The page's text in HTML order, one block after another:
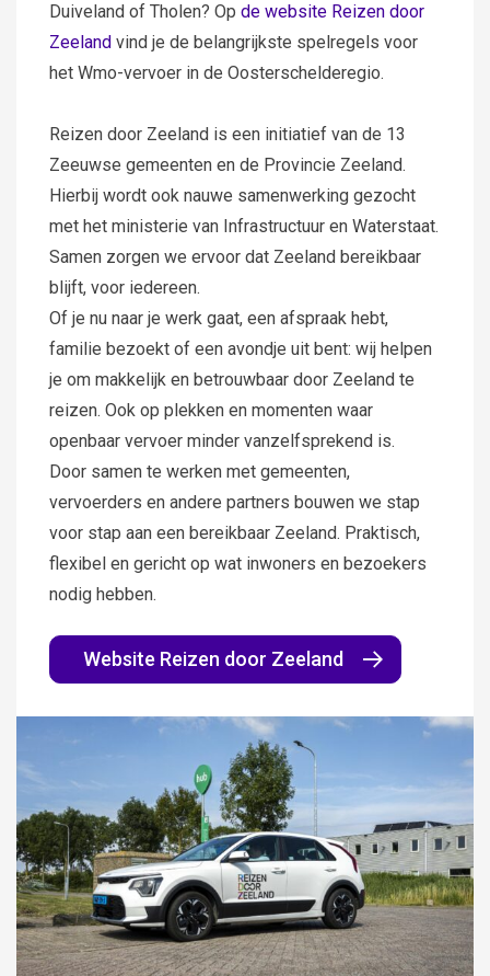
Waar ben je naar op zoek?
Duiveland of Tholen? Op de website Reizen door
Zeeland vind je de belangrijkste spelregels voor
het Wmo-vervoer in de Oosterschelderegio.
Reizen door Zeeland is een initiatief van de 13
Zeeuwse gemeenten en de Provincie Zeeland.
Hierbij wordt ook nauwe samenwerking gezocht
met het ministerie van Infrastructuur en Waterstaat.
Samen zorgen we ervoor dat Zeeland bereikbaar
blijft, voor iedereen.
Of je nu naar je werk gaat, een afspraak hebt,
familie bezoekt of een avondje uit bent: wij helpen
je om makkelijk en betrouwbaar door Zeeland te
reizen. Ook op plekken en momenten waar
openbaar vervoer minder vanzelfsprekend is.
Door samen te werken met gemeenten,
vervoerders en andere partners bouwen we stap
voor stap aan een bereikbaar Zeeland. Praktisch,
flexibel en gericht op wat inwoners en bezoekers
nodig hebben.
Website Reizen door Zeeland